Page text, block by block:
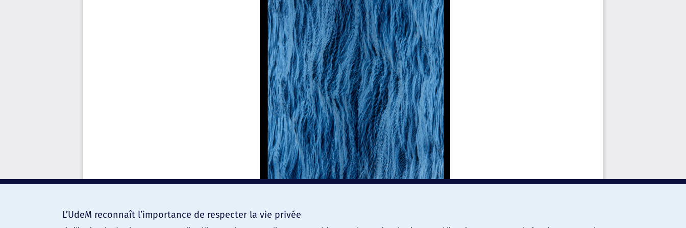
L’UdeM reconnaît l’importance de respecter la vie privée